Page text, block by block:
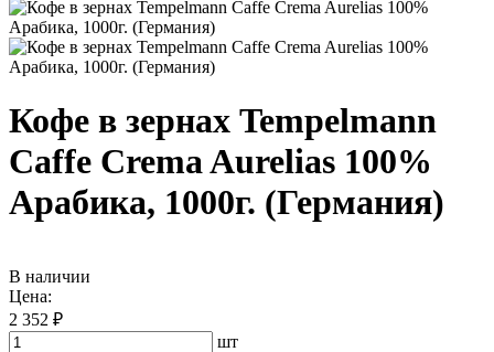
Кофе в зернах Tempelmann
Caffe Crema Aurelias 100%
Арабика, 1000г. (Германия)
В наличии
Цена:
2 352 ₽
шт